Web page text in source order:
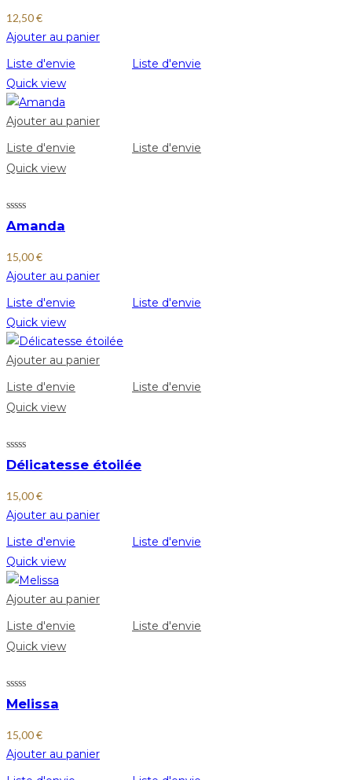
12,50€
Ajouter au panier
Liste d'envie
Liste d'envie
Quick view
Ajouter au panier
Liste d'envie
Liste d'envie
Quick view
Amanda
15,00€
Ajouter au panier
Liste d'envie
Liste d'envie
Quick view
Ajouter au panier
Liste d'envie
Liste d'envie
Quick view
Délicatesse étoilée
15,00€
Ajouter au panier
Liste d'envie
Liste d'envie
Quick view
Ajouter au panier
Liste d'envie
Liste d'envie
Quick view
Melissa
15,00€
Ajouter au panier